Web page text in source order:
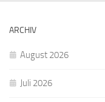
ARCHIV
August 2026
Juli 2026